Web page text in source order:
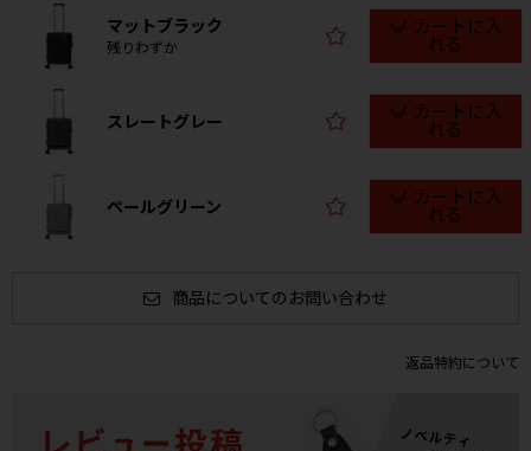
マットブラック
残りわずか
カートに入
れる
スレートグレー
カートに入
れる
ペールグリーン
カートに入
れる
商品についてのお問い合わせ
返品特約について